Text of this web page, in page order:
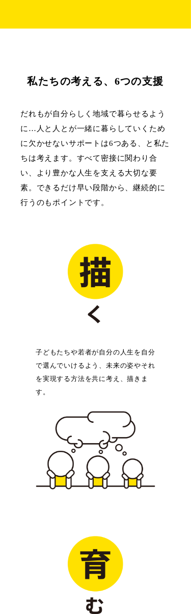
私たちの考える、6つの支援
だれもが自分らしく地域で暮らせるよう
に… 人と人とが一緒に暮らしていくため
に欠かせないサポートは6つある、と私た
ちは考えます。 すべて密接に関わり合
い、より豊かな人生を支える大切な要
素。 できるだけ早い段階から、継続的に
行うのもポイントです。
子どもたちや若者が自分の人生を自分
で選んでいけるよう、未来の姿やそれ
を実現する方法を共に考え、描きま
す。